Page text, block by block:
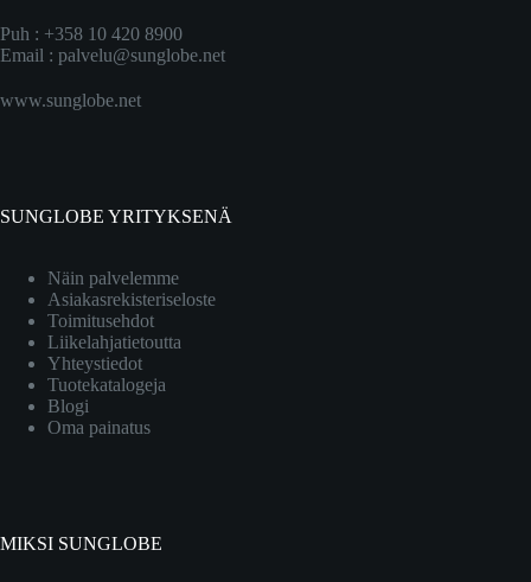
Puh : +358 10 420 8900
Email : palvelu@sunglobe.net
www.sunglobe.net
SUNGLOBE YRITYKSENÄ
Näin palvelemme
Asiakasrekisteriseloste
Toimitusehdot
Liikelahjatietoutta
Yhteystiedot
Tuotekatalogeja
Blogi
Oma painatus
MIKSI SUNGLOBE